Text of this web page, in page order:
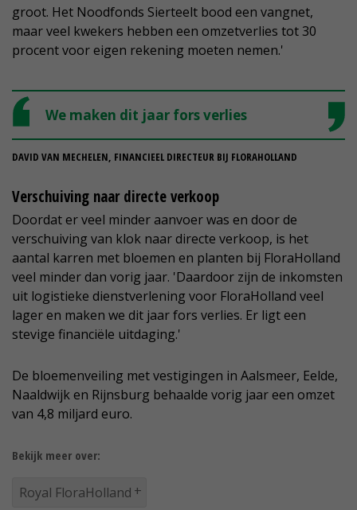
groot. Het Noodfonds Sierteelt bood een vangnet,
maar veel kwekers hebben een omzetverlies tot 30
procent voor eigen rekening moeten nemen.'
We maken dit jaar fors verlies
DAVID VAN MECHELEN, FINANCIEEL DIRECTEUR BIJ FLORAHOLLAND
Verschuiving naar directe verkoop
Doordat er veel minder aanvoer was en door de
verschuiving van klok naar directe verkoop, is het
aantal karren met bloemen en planten bij FloraHolland
veel minder dan vorig jaar. 'Daardoor zijn de inkomsten
uit logistieke dienstverlening voor FloraHolland veel
lager en maken we dit jaar fors verlies. Er ligt een
stevige financiële uitdaging.'
De bloemenveiling met vestigingen in Aalsmeer, Eelde,
Naaldwijk en Rijnsburg behaalde vorig jaar een omzet
van 4,8 miljard euro.
Bekijk meer over:
Royal FloraHolland